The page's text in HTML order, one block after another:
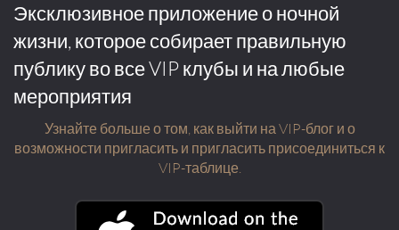
Эксклюзивное приложение о ночной
жизни, которое собирает правильную
публику во все VIP клубы и на любые
мероприятия
Узнайте больше о том, как выйти на VIP-блог и о
возможности пригласить и пригласить присоединиться к
VIP-таблице.